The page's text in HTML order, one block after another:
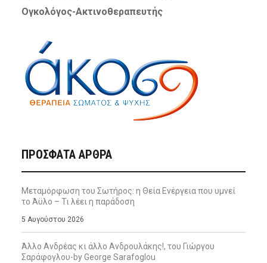
Ογκολόγος-Ακτινοθεραπευτής
ΠΡΌΣΦΑΤΑ ΆΡΘΡΑ
Μεταμόρφωση του Σωτήρος: η Θεία Ενέργεια που υμνεί
το Άϋλο – Τι λέει η παράδοση
5 Αυγούστου 2026
Άλλο Ανδρέας κι άλλο Ανδρουλάκης!, του Γιώργου
Σαράφογλου-by George Sarafoglou